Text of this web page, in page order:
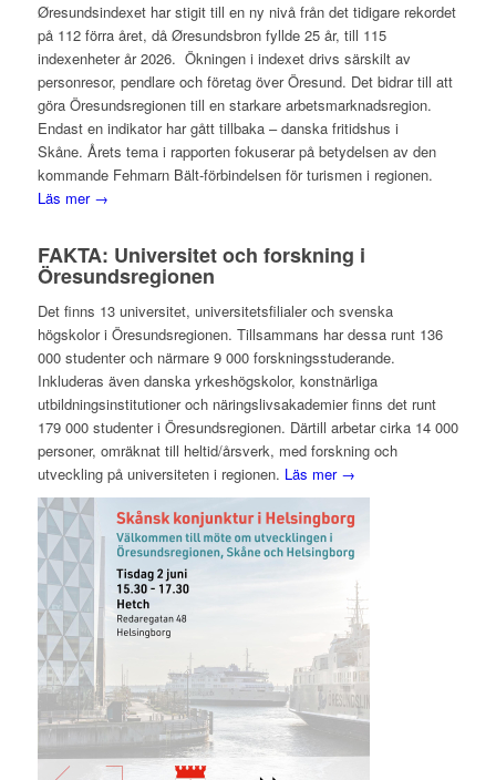
Øresundsindexet har stigit till en ny nivå från det tidigare rekordet
på 112 förra året, då Øresundsbron fyllde 25 år, till 115
indexenheter år 2026. Ökningen i indexet drivs särskilt av
personresor, pendlare och företag över Öresund. Det bidrar till att
göra Öresundsregionen till en starkare arbetsmarknadsregion.
Endast en indikator har gått tillbaka – danska fritidshus i
Skåne. Årets tema i rapporten fokuserar på betydelsen av den
kommande Fehmarn Bält-förbindelsen för turismen i regionen.
Läs mer →
FAKTA: Universitet och forskning i
Öresundsregionen
Det finns 13 universitet, universitetsfilialer och svenska
högskolor i Öresundsregionen. Tillsammans har dessa runt 136
000 studenter och närmare 9 000 forskningsstuderande.
Inkluderas även danska yrkeshögskolor, konstnärliga
utbildningsinstitutioner och näringslivsakademier finns det runt
179 000 studenter i Öresundsregionen. Därtill arbetar cirka 14 000
personer, omräknat till heltid/årsverk, med forskning och
utveckling på universiteten i regionen. Läs mer →